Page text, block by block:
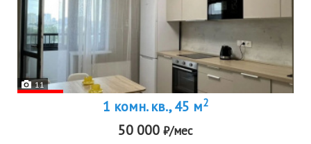
11
1 комн. кв., 45 м2
50 000 ₽/мес